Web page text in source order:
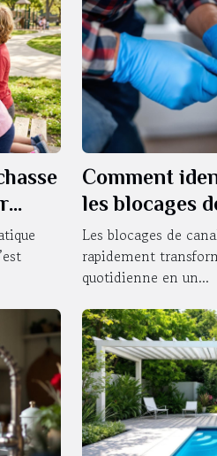
?
Comment
les blocages
Les blocages de
rapidement
quotidienne en un...